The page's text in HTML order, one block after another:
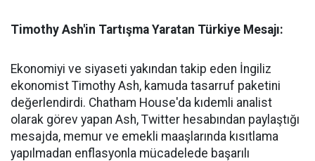
Timothy Ash'in Tartışma Yaratan Türkiye Mesajı:
Ekonomiyi ve siyaseti yakından takip eden İngiliz
ekonomist Timothy Ash, kamuda tasarruf paketini
değerlendirdi. Chatham House'da kıdemli analist
olarak görev yapan Ash, Twitter hesabından paylaştığı
mesajda, memur ve emekli maaşlarında kısıtlama
yapılmadan enflasyonla mücadelede başarılı